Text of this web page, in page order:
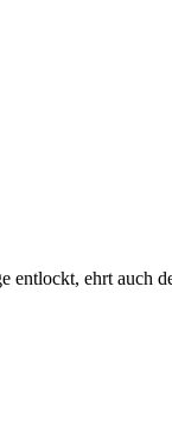
entlockt, ehrt auch